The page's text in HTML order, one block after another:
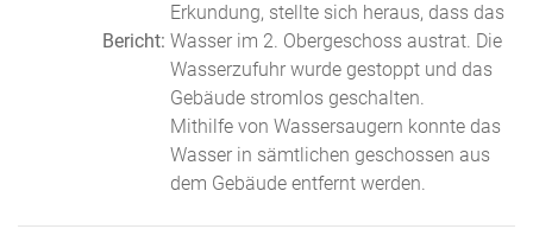
Bericht:
Erkundung, stellte sich heraus, dass das
Wasser im 2. Obergeschoss austrat. Die
Wasserzufuhr wurde gestoppt und das
Gebäude stromlos geschalten.
Mithilfe von Wassersaugern konnte das
Wasser in sämtlichen geschossen aus
dem Gebäude entfernt werden.